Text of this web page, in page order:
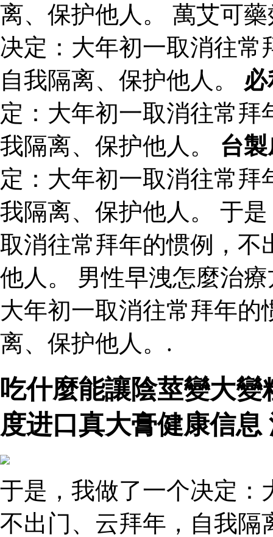
离、保护他人。 萬艾可
决定：大年初一取消往
自我隔离、保护他人。
定：大年初一取消往常
我隔离、保护他人。 台
定：大年初一取消往常
我隔离、保护他人。 于
取消往常拜年的惯例，不
他人。 男性早洩怎麼治
大年初一取消往常拜年
离、保护他人。.
吃什麼能讓陰莖變大
度进口真大膏健康信息
于是，我做了一个决定：
不出门、云拜年，自我隔